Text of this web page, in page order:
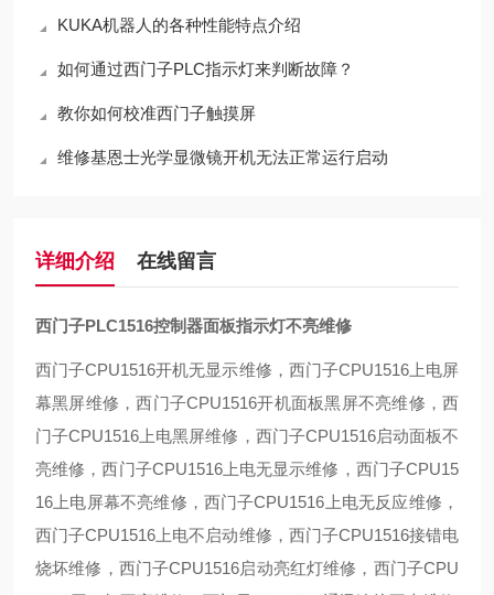
KUKA机器人的各种性能特点介绍
如何通过西门子PLC指示灯来判断故障？
教你如何校准西门子触摸屏
维修基恩士光学显微镜开机无法正常运行启动
详细介绍 在线留言
西门子PLC1516控制器面板指示灯不亮维修
西门子CPU1516开机无显示维修，西门子CPU1516上电屏
幕黑屏维修，西门子CPU1516开机面板黑屏不亮维修，西
门子CPU1516上电黑屏维修，西门子CPU1516启动面板不
亮维修，西门子CPU1516上电无显示维修，西门子CPU15
16上电屏幕不亮维修，西门子CPU1516上电无反应维修，
西门子CPU1516上电不启动维修，西门子CPU1516接错电
烧坏维修，西门子CPU1516启动亮红灯维修，西门子CPU